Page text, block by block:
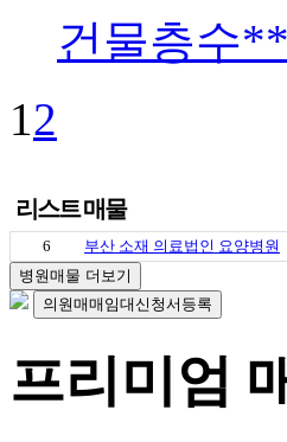
건물층수
12
리스트 매물
6
부산 소재 의료법인 요양병원
병원매물 더보기
의원매매임대신청서등록
프리미엄